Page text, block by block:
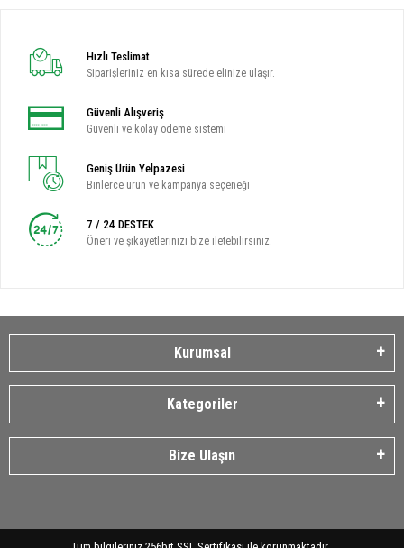
Hızlı Teslimat
Siparişleriniz en kısa sürede elinize ulaşır.
Güvenli Alışveriş
Güvenli ve kolay ödeme sistemi
Geniş Ürün Yelpazesi
Binlerce ürün ve kampanya seçeneği
7 / 24 DESTEK
Öneri ve şikayetlerinizi bize iletebilirsiniz.
Kurumsal
Kategoriler
Bize Ulaşın